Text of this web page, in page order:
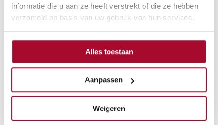
informatie die u aan ze heeft verstrekt of die ze hebben
verzameld op basis van uw gebruik van hun services.
Alles toestaan
Aanpassen
Weigeren
De Europese Unie had als streefdoel om in 2020 15% van de
bevolking tussen 25 en 64 jaar te laten deelnemen aan een opleiding
of vorming (EU-2020 doelstelling). Limburg, en met uitbreiding
heel Vlaanderen, bleef onder deze doelstelling. De Nederlandse
buurregio’s, Noord-Brabant en Nederlands Limburg, deden het een
stuk beter dan de Vlaamse provincies en bereikten dit streefdoel wel.
In deze Nederlandse provincies schreef respectievelijk 17,5% en
15,3% van de bevolking tussen 25 en 64 jaar zich in voor een
van het aandeel in Belgisch Limburg (7,2%). Ook in de buurregio
Keulen is het aandeel inschrijvingen voor een opleiding hoger
bereiken, zet de provincie met het SALKturbo actieplan de
komende jaren extra in op levenslang leren.